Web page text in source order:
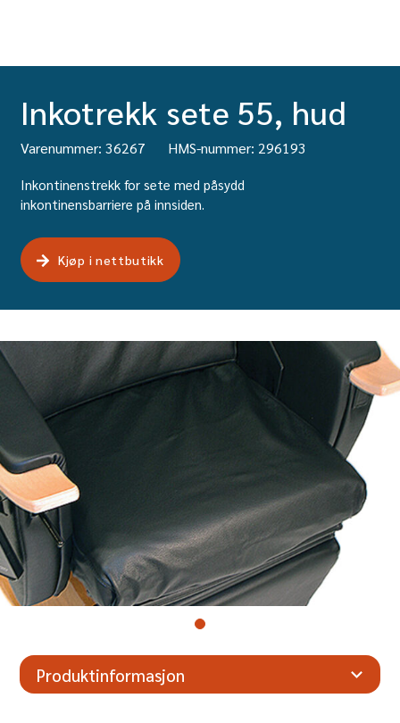
Inkotrekk sete 55, hud
Varenummer: 36267 HMS-nummer: 296193
Inkontinenstrekk for sete med påsydd
inkontinensbarriere på innsiden.
Kjøp i nettbutikk
Produktinformasjon